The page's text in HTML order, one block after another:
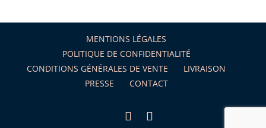
MENTIONS LÉGALES
POLITIQUE DE CONFIDENTIALITÉ
CONDITIONS GÉNÉRALES DE VENTE
LIVRAISON
PRESSE
CONTACT